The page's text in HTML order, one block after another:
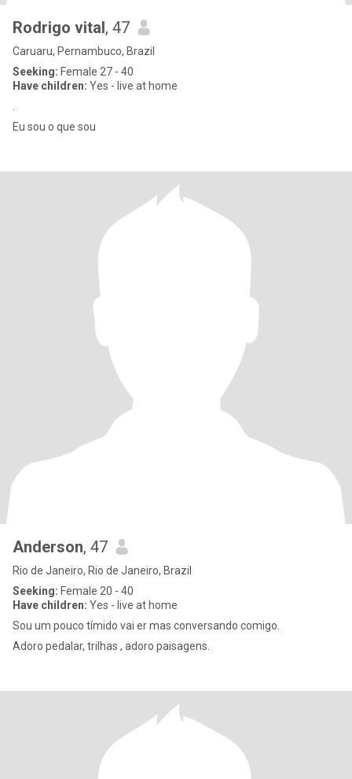
Rodrigo vital, 47
Caruaru, Pernambuco, Brazil
Seeking: Female 27 - 40
Have children: Yes - live at home
Eu sou o que sou
Anderson, 47
Rio de Janeiro, Rio de Janeiro, Brazil
Seeking: Female 20 - 40
Have children: Yes - live at home
Sou um pouco tímido vai er mas conversando comigo.
Adoro pedalar, trilhas , adoro paisagens.